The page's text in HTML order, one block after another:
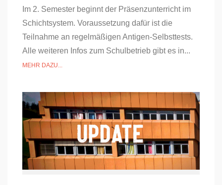
Im 2. Semester beginnt der Präsenzunterricht im
Schichtsystem. Voraussetzung dafür ist die
Teilnahme an regelmäßigen Antigen-Selbsttests.
Alle weiteren Infos zum Schulbetrieb gibt es in...
MEHR DAZU...